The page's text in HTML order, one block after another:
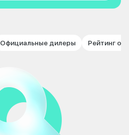
Официальные дилеры Рейтинг